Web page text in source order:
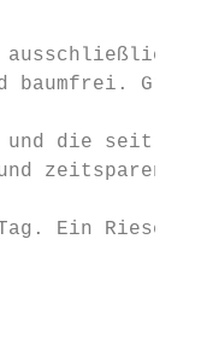
baumfrei.
die
Ein